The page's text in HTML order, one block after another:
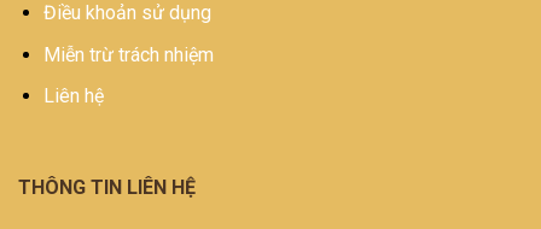
Điều khoản sử dụng
Miễn trừ trách nhiệm
Liên hệ
THÔNG TIN LIÊN HỆ